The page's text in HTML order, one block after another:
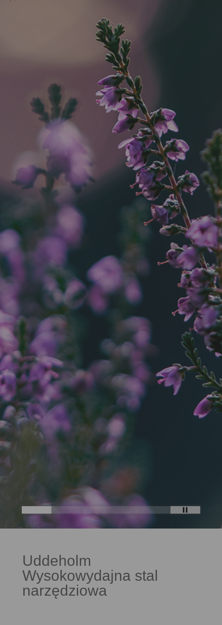
Uddeholm
Wysokowydajna stal
narzędziowa